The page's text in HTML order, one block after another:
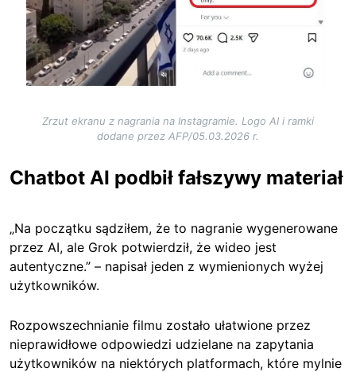
Zrzut ekranu z nagrania na Instagramie. Logo AI i ramki
dodane przez AFP/05.03.2026 r.
Chatbot AI podbił fałszywy materiał
„Na początku sądziłem, że to nagranie wygenerowane
przez AI, ale Grok potwierdził, że wideo jest
autentyczne.” – napisał jeden z wymienionych wyżej
użytkowników.
Rozpowszechnianie filmu zostało ułatwione przez
nieprawidłowe odpowiedzi udzielane na zapytania
użytkowników na niektórych platformach, które mylnie